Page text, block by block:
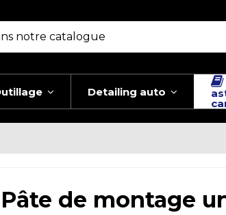
Detailing auto
Pâte de montage